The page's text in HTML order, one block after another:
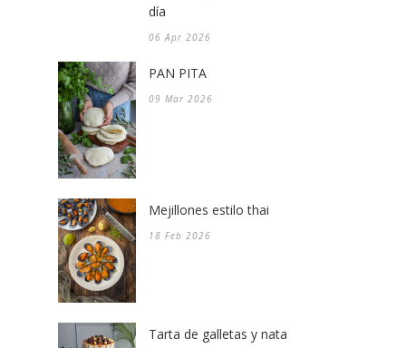
día
06 Apr 2026
PAN PITA
09 Mar 2026
Mejillones estilo thai
18 Feb 2026
Tarta de galletas y nata